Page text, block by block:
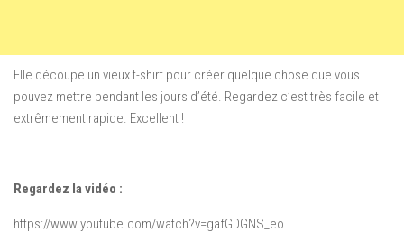
Elle découpe un vieux t-shirt pour créer quelque chose que vous
pouvez mettre pendant les jours d’été. Regardez c’est très facile et
extrêmement rapide. Excellent !
Regardez la vidéo :
https://www.youtube.com/watch?v=gafGDGNS_eo